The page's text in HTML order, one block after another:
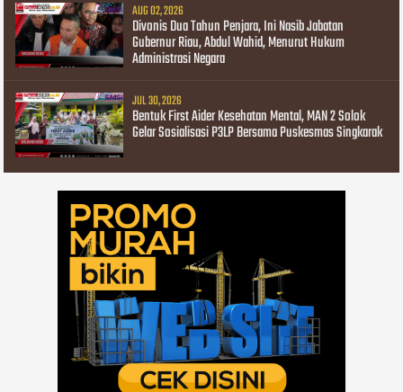
AUG 02, 2026
Divonis Dua Tahun Penjara, Ini Nasib Jabatan
Gubernur Riau, Abdul Wahid, Menurut Hukum
Administrasi Negara
JUL 30, 2026
Bentuk First Aider Kesehatan Mental, MAN 2 Solok
Gelar Sosialisasi P3LP Bersama Puskesmas Singkarak